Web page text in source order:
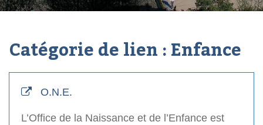
Catégorie de lien :Enfance
O.N.E.
L’Office de la Naissance et de l’Enfance est